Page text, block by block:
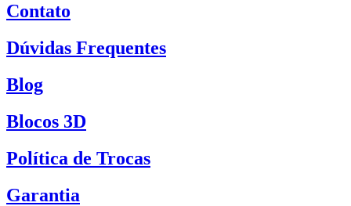
Contato
Dúvidas Frequentes
Blog
Blocos 3D
Política de Trocas
Garantia